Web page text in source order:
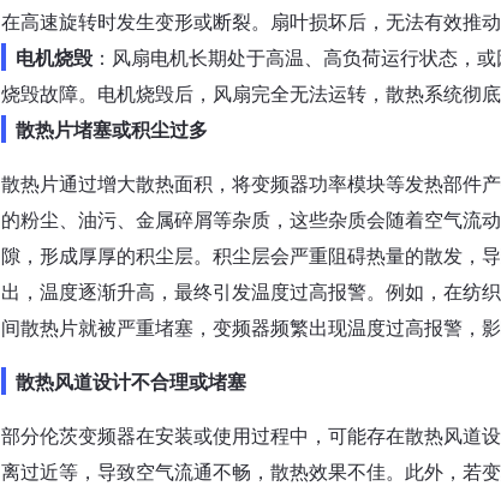
在高速旋转时发生变形或断裂。扇叶损坏后，无法有效推
电机烧毁 ：风扇电机长期处于高温、高负荷运行状态，
烧毁故障。电机烧毁后，风扇完全无法运转，散热系统彻
散热片堵塞或积尘过多
散热片通过增大散热面积，将变频器功率模块等发热部件
的粉尘、油污、金属碎屑等杂质，这些杂质会随着空气流
隙，形成厚厚的积尘层。积尘层会严重阻碍热量的散发，
出，温度逐渐升高，最终引发温度过高报警。例如，在纺
间散热片就被严重堵塞，变频器频繁出现温度过高报警，
散热风道设计不合理或堵塞
部分伦茨变频器在安装或使用过程中，可能存在散热风道
离过近等，导致空气流通不畅，散热效果不佳。此外，若